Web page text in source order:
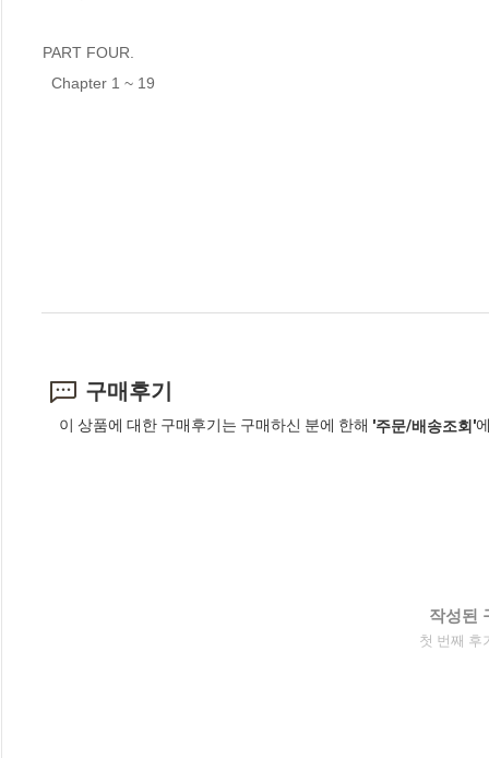
PART FOUR.
  Chapter 1 ~ 19
구매후기
이 상품에 대한 구매후기는 구매하신 분에 한해 '주문/배송조회'
작성된
첫 번째 후